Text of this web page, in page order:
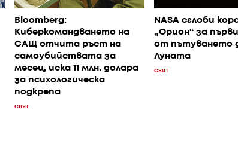
Bloomberg:
Киберкомандването на
САЩ отчита ръст на
самоубийствата за
месец, иска 11 млн. долара
за психологическа
подкрепа
СВЯТ
NASA сглоби
„Орион“ за
от пътуването
Луната
СВЯТ